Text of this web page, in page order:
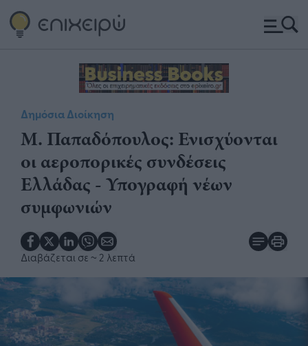
Δημόσια Διοίκηση
​Μ. Παπαδόπουλος: Ενισχύονται
οι αεροπορικές συνδέσεις
Ελλάδας - Υπογραφή νέων
συμφωνιών
Διαβάζεται σε ~ 2 λεπτά